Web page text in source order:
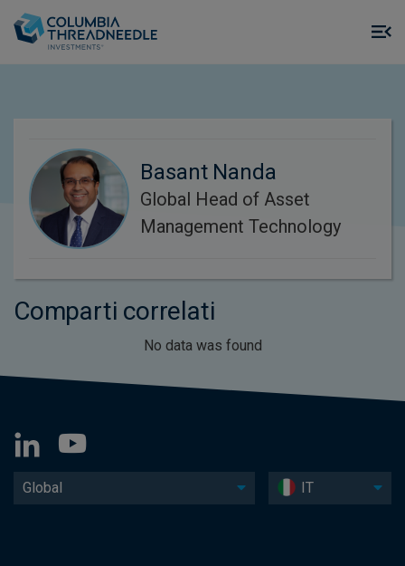
Basant Nanda
Global Head of Asset
Management Technology
Comparti correlati
No data was found
Global IT